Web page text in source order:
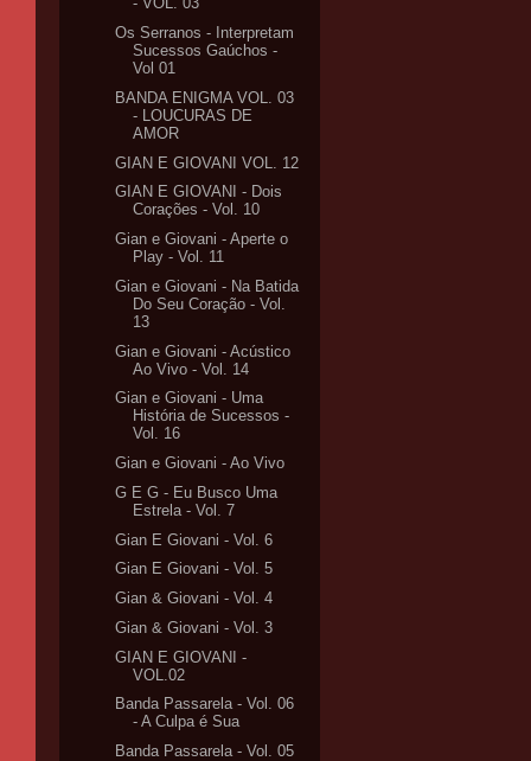
Os Serranos - Interpretam
Sucessos Gaúchos -
Vol 01
BANDA ENIGMA VOL. 03
- LOUCURAS DE
AMOR
GIAN E GIOVANI VOL. 12
GIAN E GIOVANI - Dois
Corações - Vol. 10
Gian e Giovani - Aperte o
Play - Vol. 11
Gian e Giovani - Na Batida
Do Seu Coração - Vol.
13
Gian e Giovani - Acústico
Ao Vivo - Vol. 14
Gian e Giovani - Uma
História de Sucessos -
Vol. 16
Gian e Giovani - Ao Vivo
G E G - Eu Busco Uma
Estrela - Vol. 7
Gian E Giovani - Vol. 6
Gian E Giovani - Vol. 5
Gian & Giovani - Vol. 4
Gian & Giovani - Vol. 3
GIAN E GIOVANI -
VOL.02
Banda Passarela - Vol. 06
- A Culpa é Sua
Banda Passarela - Vol. 05